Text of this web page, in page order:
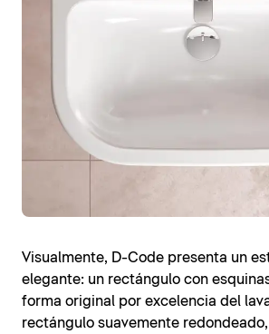
Visualmente, D-Code presenta un
elegante: un rectángulo con
forma original por excelencia del
rectángulo suavemente